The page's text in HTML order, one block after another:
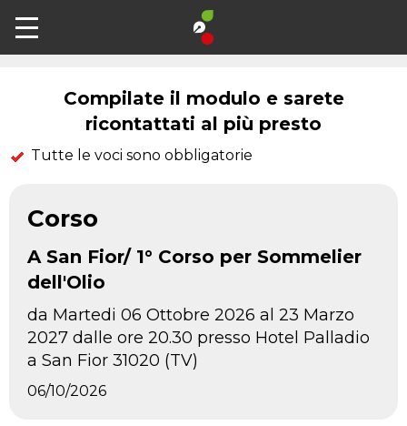
Contatti
Compilate il modulo e sarete
ricontattati al più presto
Tutte le voci sono obbligatorie
Corso
A San Fior/ 1° Corso per Sommelier
dell'Olio
da Martedi 06 Ottobre 2026 al 23 Marzo
2027 dalle ore 20.30 presso Hotel Palladio
a San Fior 31020 (TV)
06/10/2026